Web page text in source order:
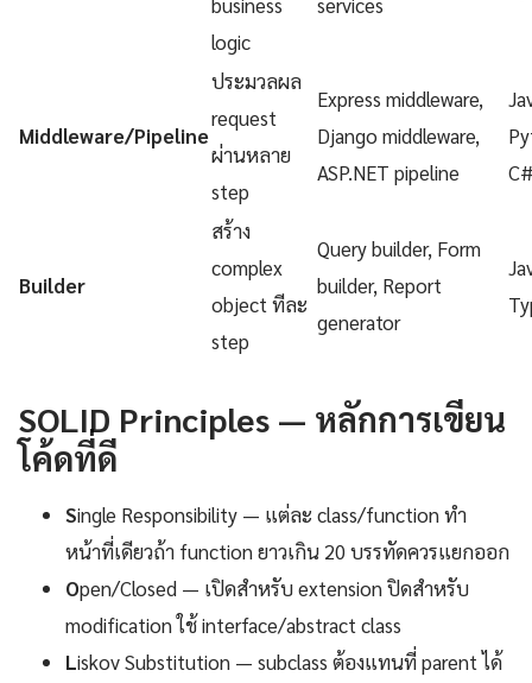
logic
Middleware/Pipeline
ประมวลผล
request
ผ่านหลาย
step
Express middleware,
Django middleware,
ASP.NET pipeline
Builder
สร้าง
complex
object ทีละ
step
Query builder, Form
builder, Report
generator
SOLID Principles — หลักการเขียน
โค้ดที่ดี
Single Responsibility — แต่ละ class/function ทำ
หน้าที่เดียวถ้า function ยาวเกิน 20 บรรทัดควรแยกออก
Open/Closed — เปิดสำหรับ extension ปิดสำหรับ
modification ใช้ interface/abstract class
Liskov Substitution — subclass ต้องแทนที่ parent ได้